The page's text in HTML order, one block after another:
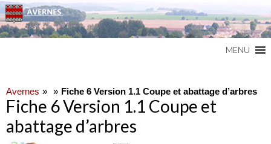
MENU
Avernes Fiche 6 Version 1.1 Coupe et abattage d’arbres
Fiche 6 Version 1.1 Coupe et
abattage d’arbres